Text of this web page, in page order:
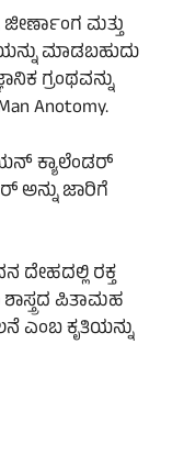
ಮತ್ತು
ಮಾಡಬಹುದು
ಗ್ರಂಥವನ್ನು
Anotomy.
ಕ್ಯಾಲೆಂಡರ್
ಅನ್ನು ಜಾರಿಗೆ
ದೇಹದಲ್ಲಿ ರಕ್ತ
ಪಿತಾಮಹ
ಎಂಬ ಕೃತಿಯನ್ನು